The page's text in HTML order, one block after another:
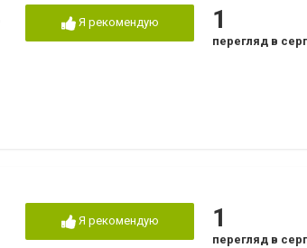
Я рекомендую 1
перегляд в
Я рекомендую 1
перегляд в